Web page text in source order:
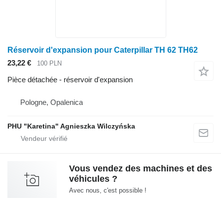
Réservoir d'expansion pour Caterpillar TH 62 TH62
23,22 €
100 PLN
Pièce détachée - réservoir d'expansion
Pologne, Opalenica
PHU "Karetina" Agnieszka Wilczyńska
Vous vendez des machines et des
véhicules ?
Avec nous, c'est possible !